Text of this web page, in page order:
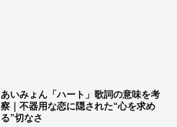
あいみょん「ハート」歌詞の意味を考
察｜不器用な恋に隠された“心を求め
る”切なさ